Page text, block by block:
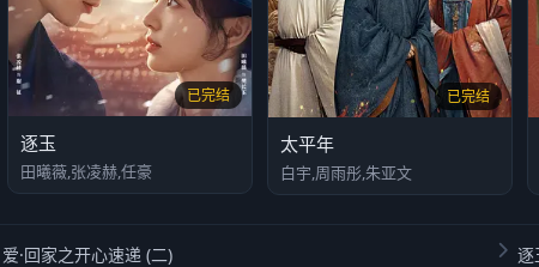
已完结
逐玉
田曦薇,张凌赫,任豪
已完结
太平年
白宇,周雨彤,朱亚文
爱·回家之开心速递 (二)
逐